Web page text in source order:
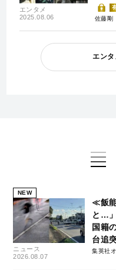
エンタメ
2025.08.06
佐藤剛
エン
NEW
ニュース
2026.08.07
≪飯
と…
国籍
台追
集英社